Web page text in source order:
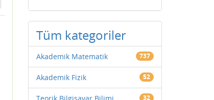
Tüm kategoriler
Akademik Matematik 737
Akademik Fizik 52
32